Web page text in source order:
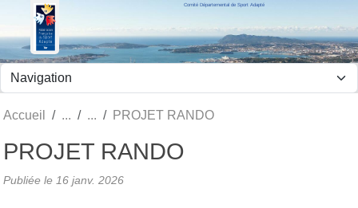
Comité Départemental de Sport Adapté
Accueil PROJET RANDO
PROJET RANDO
Publiée le 16 janv. 2026
Panneau de gestion des cookies